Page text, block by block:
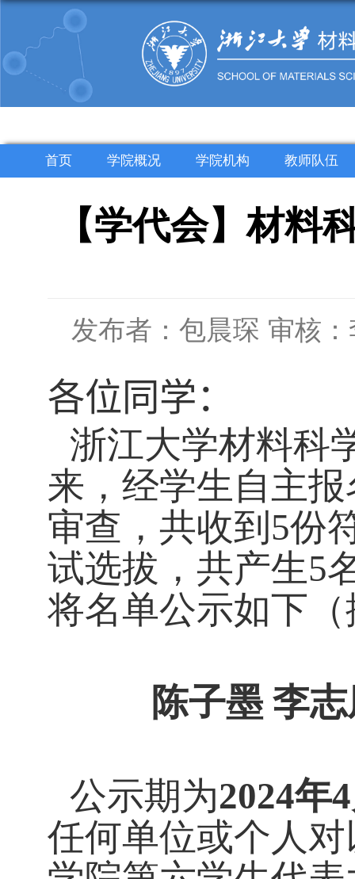
首页 学院概况 学院机构 教师队伍
【学代会】材料
发布者：包晨琛 审核
各位同学：
浙江大学材料科
来，经学生自主
审查，共收到 5份
试选拔，共产生5
将名单公示如下
陈子墨 李
公示期为2024年4
任何单位或个人